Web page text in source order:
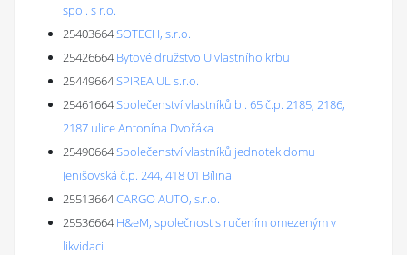
spol. s r.o.
25403664SOTECH, s.r.o.
25426664 Bytové družstvo U vlastního krbu
25449664SPIREA UL s.r.o.
25461664Společenství vlastníků bl. 65 č.p. 2185, 2186,
2187 ulice Antonína Dvořáka
25490664Společenství vlastníků jednotek domu
Jenišovská č.p. 244, 418 01 Bílina
25513664CARGO AUTO, s.r.o.
25536664 H&eM, společnost s ručením omezeným v
likvidaci